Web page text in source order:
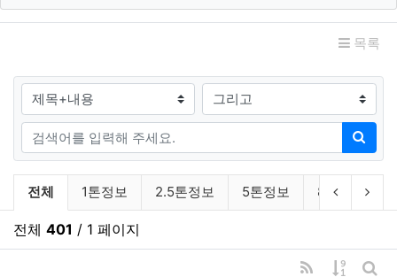
② 서비스 이용 또는 업무처리과정에서 자동으로 생성되어
[필수항목] 접속 IP 정보, 쿠키(Cookie), 서비스 이용 기
[선택항목] 고객만족도 설문조사에 의한 항목별 응답기
록
③ 기타
부가서비스 및 맞춤서비스 이용 시 또는 이벤
트 응모과정에서 회원가입 시 수집하지 않았던
개인정보를 추가로 수집할 때에 회사는 해당
받아 업무를 처리합니다.
목록
검색대상
검색어
검색
채용일자리 분류 목록
전체 1톤정보 2.5톤정보 5톤정보 8톤이상이전 분류
다
전체 401 / 1 페이지
RSS
게시물